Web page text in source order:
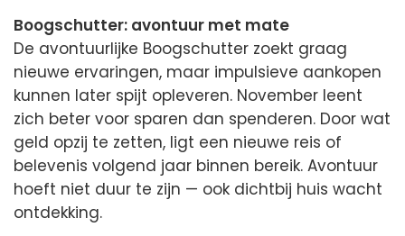
Boogschutter: avontuur met mate
De avontuurlijke Boogschutter zoekt graag
nieuwe ervaringen, maar impulsieve aankopen
kunnen later spijt opleveren. November leent
zich beter voor sparen dan spenderen. Door wat
geld opzij te zetten, ligt een nieuwe reis of
belevenis volgend jaar binnen bereik. Avontuur
hoeft niet duur te zijn — ook dichtbij huis wacht
ontdekking.